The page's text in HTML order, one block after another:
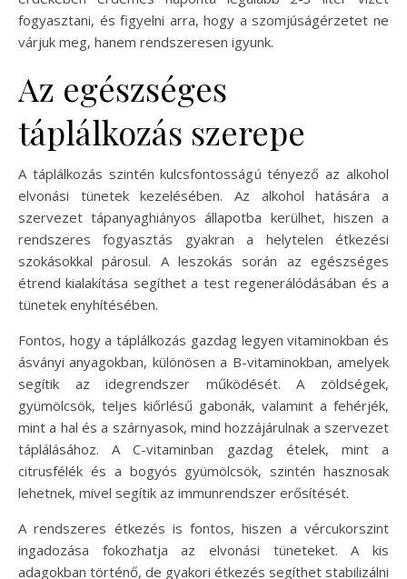
fogyasztani, és figyelni arra, hogy a szomjúságérzetet ne
várjuk meg, hanem rendszeresen igyunk.
Az egészséges
táplálkozás szerepe
A táplálkozás szintén kulcsfontosságú tényező az alkohol
elvonási tünetek kezelésében. Az alkohol hatására a
szervezet tápanyaghiányos állapotba kerülhet, hiszen a
rendszeres fogyasztás gyakran a helytelen étkezési
szokásokkal párosul. A leszokás során az egészséges
étrend kialakítása segíthet a test regenerálódásában és a
tünetek enyhítésében.
Fontos, hogy a táplálkozás gazdag legyen vitaminokban és
ásványi anyagokban, különösen a B-vitaminokban, amelyek
segítik az idegrendszer működését. A zöldségek,
gyümölcsök, teljes kiőrlésű gabonák, valamint a fehérjék,
mint a hal és a szárnyasok, mind hozzájárulnak a szervezet
táplálásához. A C-vitaminban gazdag ételek, mint a
citrusfélék és a bogyós gyümölcsök, szintén hasznosak
lehetnek, mivel segítik az immunrendszer erősítését.
A rendszeres étkezés is fontos, hiszen a vércukorszint
ingadozása fokozhatja az elvonási tüneteket. A kis
adagokban történő, de gyakori étkezés segíthet stabilizálni